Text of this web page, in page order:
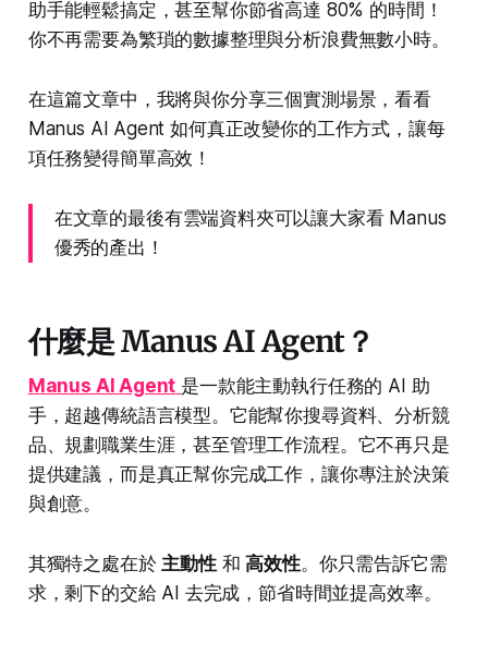
助手能輕鬆搞定，甚至幫你節省高達 80% 的時間！
你不再需要為繁瑣的數據整理與分析浪費無數小時。
在這篇文章中，我將與你分享三個實測場景，看看
Manus AI Agent 如何真正改變你的工作方式，讓每
項任務變得簡單高效！
在文章的最後有雲端資料夾可以讓大家看 Manus
優秀的產出！
什麼是 Manus AI Agent？
Manus AI Agent 是一款能主動執行任務的 AI 助
手，超越傳統語言模型。它能幫你搜尋資料、分析競
品、規劃職業生涯，甚至管理工作流程。它不再只是
提供建議，而是真正幫你完成工作，讓你專注於決策
與創意。
其獨特之處在於主動性和高效性。你只需告訴它需
求，剩下的交給 AI 去完成，節省時間並提高效率。